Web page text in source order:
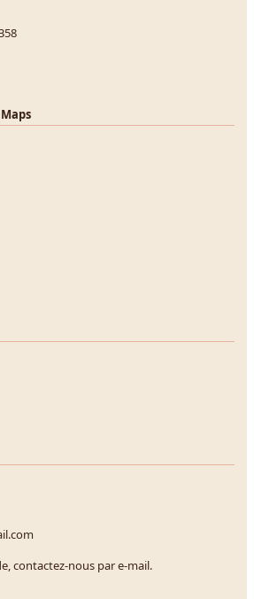
contactez-nous par e-mail.